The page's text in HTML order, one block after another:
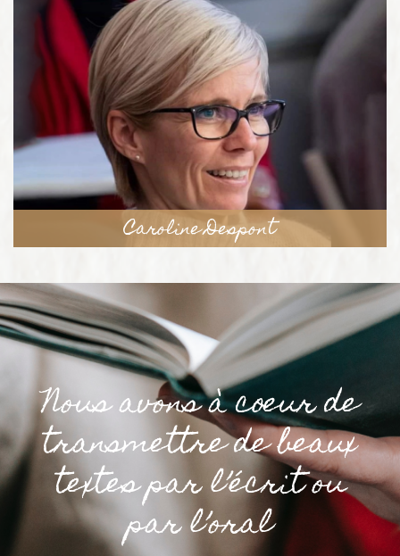
Caroline Despont
Nous avons à cœur de
transmettre de beaux
textes par l’écrit ou
par l’oral